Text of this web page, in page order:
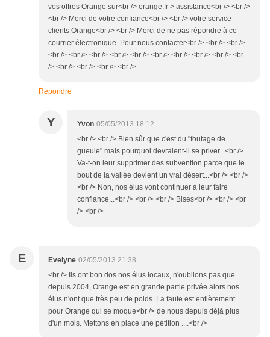
vos offres Orange sur<br /> orange.fr > assistance<br /> <br />
<br /> Merci de votre confiance<br /> <br /> votre service
clients Orange<br /> <br /> Merci de ne pas répondre à ce
courrier électronique. Pour nous contacter<br /> <br /> <br />
<br /> <br /> <br /> <br /> <br /> <br /> <br /> <br /> <br /> <br
/> <br /> <br /> <br /> <br />
Répondre
Y Yvon 05/05/2013 18:12
<br /> <br /> Bien sûr que c'est du "foutage de
gueule" mais pourquoi devraient-il se priver...<br />
Va-t-on leur supprimer des subvention parce que le
bout de la vallée devient un vrai désert...<br /> <br />
<br /> Non, nos élus vont continuer à leur faire
confiance...<br /> <br /> <br /> Bises<br /> <br /> <br
/> <br />
E Evelyne 02/05/2013 21:38
<br /> Ils ont bon dos nos élus locaux, n'oublions pas que
depuis 2004, Orange est en grande partie privée alors nos
élus n'ont que très peu de poids. La faute est entièrement
pour Orange qui se moque<br /> de nous depuis déjà plus
d'un mois. Mettons en place une pétition ....<br />